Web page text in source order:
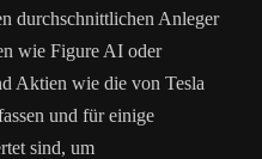
durchschnittlichen Anleger
wie Figure AI oder
Aktien wie die von Tesla
und für einige
sind, um